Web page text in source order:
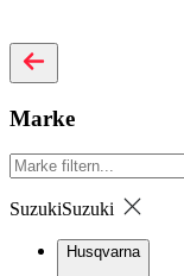
Marke
SuzukiSuzuki
Husqvarna